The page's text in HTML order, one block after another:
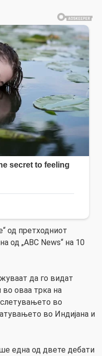
од претходниот
од „ABC News“ на 10
да го видат
оваа трка на
слетувањето во
во Индијана и
една од двете дебати